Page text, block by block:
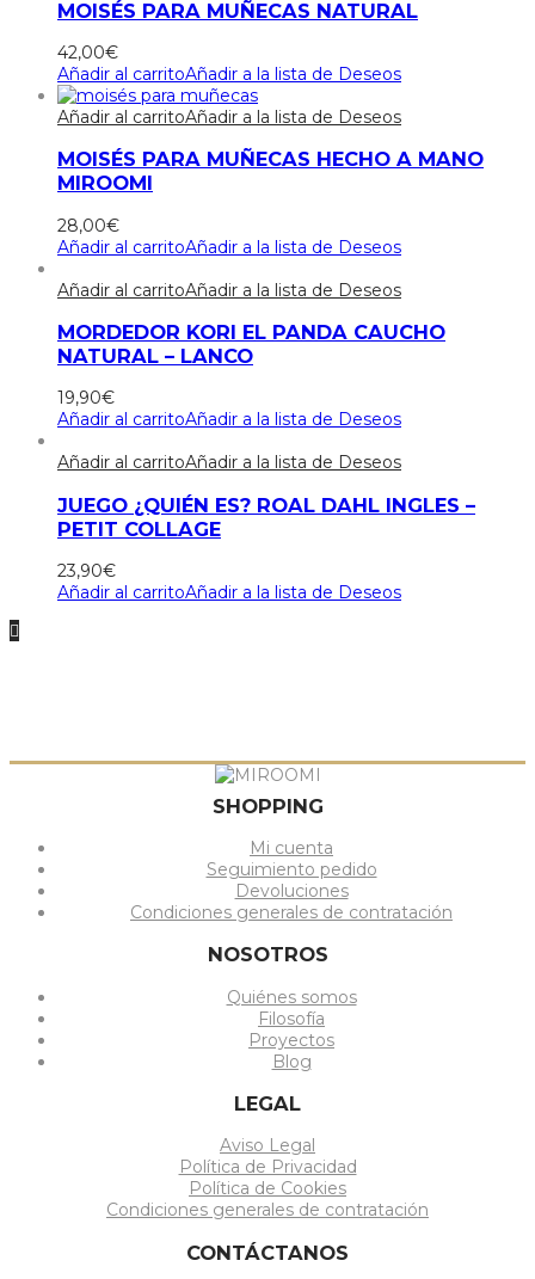
MOISÉS PARA MUÑECAS NATURAL
42,00€
Añadir al carritoAñadir a la lista de Deseos
Añadir al carritoAñadir a la lista de Deseos
MOISÉS PARA MUÑECAS HECHO A MANO
MIROOMI
28,00€
Añadir al carritoAñadir a la lista de Deseos
Añadir al carritoAñadir a la lista de Deseos
MORDEDOR KORI EL PANDA CAUCHO
NATURAL – LANCO
19,90€
Añadir al carritoAñadir a la lista de Deseos
Añadir al carritoAñadir a la lista de Deseos
JUEGO ¿QUIÉN ES? ROAL DAHL INGLES –
PETIT COLLAGE
23,90€
Añadir al carritoAñadir a la lista de Deseos
SHOPPING
Mi cuenta
Seguimiento pedido
Devoluciones
Condiciones generales de contratación
NOSOTROS
Quiénes somos
Filosofía
Proyectos
Blog
LEGAL
Aviso Legal
Política de Privacidad
Política de Cookies
Condiciones generales de contratación
CONTÁCTANOS